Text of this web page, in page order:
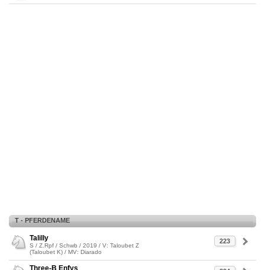
T - PFERDENAME
223
Talilly
S / Z.Rpf / Schwb / 2019 / V: Taloubet Z
(Taloubet K) / MV: Diarado
Three-B Enfys